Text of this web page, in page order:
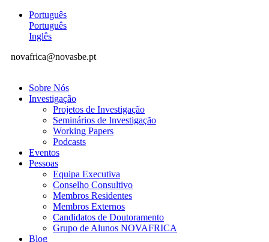
Português
Português
Inglês
novafrica@novasbe.pt
Sobre Nós
Investigação
Projetos de Investigação
Seminários de Investigação
Working Papers
Podcasts
Eventos
Pessoas
Equipa Executiva
Conselho Consultivo
Membros Residentes
Membros Externos
Candidatos de Doutoramento
Grupo de Alunos NOVAFRICA
Blog